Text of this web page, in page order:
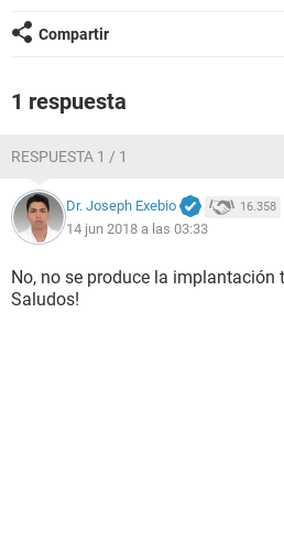
GLOSARIO
Compartir
1 respuesta
RESPUESTA 1 / 1
Dr. Joseph Exebio 16.358
14 jun 2018 a las 03:33
No, no se produce la implantación
Saludos!